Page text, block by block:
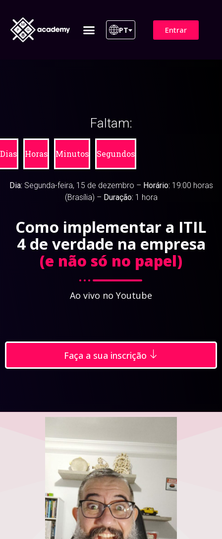
PT Entrar
Faltam:
Dias Horas Minutos Segundos
Dia: Segunda-feira, 15 de dezembro – Horário: 19:00 horas
(Brasília) – Duração: 1 hora
Como implementar a ITIL
4 de verdade na empresa
(e não só no papel)
Ao vivo no Youtube
Faça a sua inscrição